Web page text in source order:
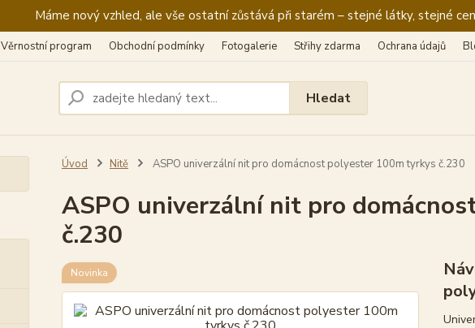
Máme nový vzhled, ale vše ostatní zůstává při starém – stejné látky, stejné
Věrnostní program Obchodní podmínky Fotogalerie Střihy zdarma Ochrana údajů
Hledat
Úvod Nitě ASPO univerzální nit pro domácnost polyester 100m tyrkys č.230
ASPO univerzální nit pro
č.230
Novinka